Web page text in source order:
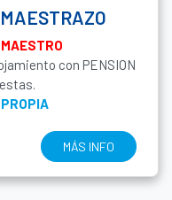
con PENSION
MÁS INFO